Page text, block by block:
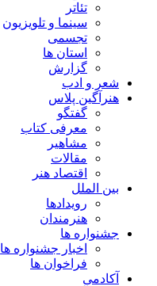
تئاتر
سینما و تلویزیون
تجسمی
استان ها
گزارش
شعر و ادب
هنرآگین پلاس
گفتگو
معرفی کتاب
مشاهیر
مقالات
اقتصاد هنر
بین الملل
رویدادها
هنرمندان
جشنواره ها
اخبار جشنواره ها
فراخوان ها
آکادمی